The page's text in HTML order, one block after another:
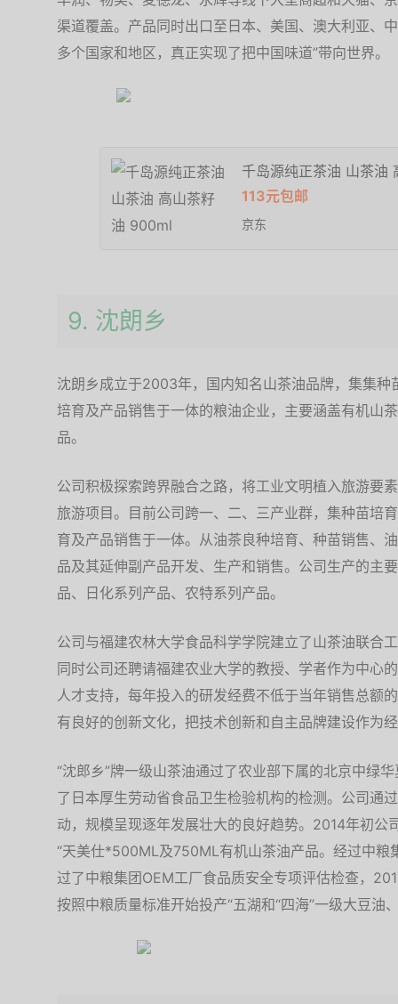
渠道覆盖。产品同时出口至日本、美国、澳大利亚、
多个国家和地区，真正实现了把中国味道”带向世界。
千岛源纯正茶油 山茶油
113元包邮
京东
9. 沈朗乡
沈朗乡成立于2003年，国内知名山茶油品牌，集集
培育及产品销售于一体的粮油企业，主要涵盖有机山
品。
公司积极探索跨界融合之路，将工业文明植入旅游要
旅游项目。目前公司跨一、二、三产业群，集种苗培
育及产品销售于一体。从油茶良种培育、种苗销售、
品及其延伸副产品开发、生产和销售。公司生产的主
品、日化系列产品、农特系列产品。
公司与福建农林大学食品科学学院建立了山茶油联合
同时公司还聘请福建农业大学的教授、学者作为中心
人才支持，每年投入的研发经费不低于当年销售总额
有良好的创新文化，把技术创新和自主品牌建设作为
“沈郎乡”牌一级山茶油通过了农业部下属的北京中绿
了日本厚生劳动省食品卫生检验机构的检测。公司通
动，规模呈现逐年发展壮大的良好趋势。2014年初公
“天美仕*500ML及750ML有机山茶油产品。经过中粮
过了中粮集团OEM工厂食品质安全专项评估检查，
按照中粮质量标准开始投产“五湖和“四海”一级大豆油